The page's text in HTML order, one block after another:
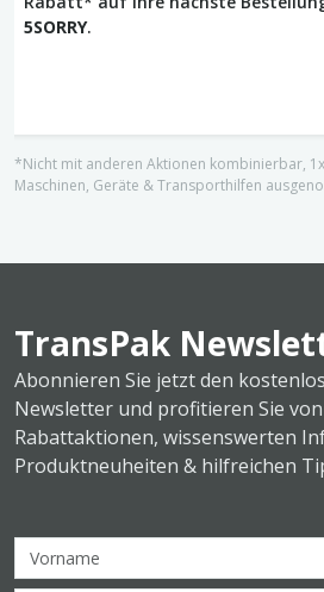
5SORRY.
*Nicht mit anderen Aktionen kombinierbar,
Maschinen, Geräte & Transporthilfen
TransPak
Abonnieren Sie jetzt den
Newsletter und profitieren Sie
Rabattaktionen, wissenswerten
Produktneuheiten & hilfreichen